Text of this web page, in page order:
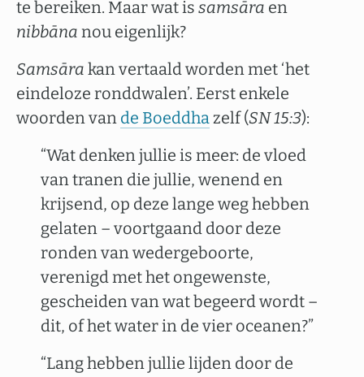
te bereiken. Maar wat is samsāra en
nibbāna nou eigenlijk?
Samsāra kan vertaald worden met ‘het
eindeloze ronddwalen’. Eerst enkele
woorden van de Boeddhazelf (SN 15:3):
“Wat denken jullie is meer: de vloed
van tranen die jullie, wenend en
krijsend, op deze lange weg hebben
gelaten – voortgaand door deze
ronden van wedergeboorte,
verenigd met het ongewenste,
gescheiden van wat begeerd wordt –
dit, of het water in de vier oceanen?”
“Lang hebben jullie lijden door de